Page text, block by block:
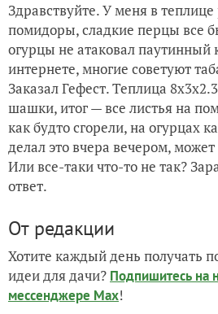
Здравствуйте. У меня в
помидоры, сладкие перцы все
огурцы не атаковал
интернете, многие советуют
Заказал Гефест. Теплица
шашки, итог — все листья на
как будто сгорели, на огурцах
делал это вчера вечером,
Или все-таки что-то не так?
ответ.
От редакции
Хотите каждый день получать
идеи для дачи? Подпишитесь на
мессенджере Max!